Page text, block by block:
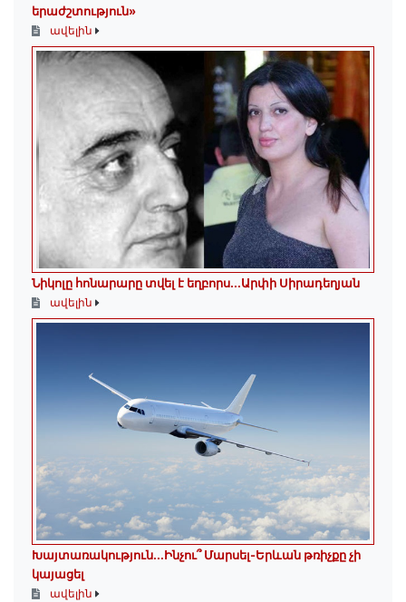
երաժշտություն»
ավելին
Նիկոլը հոնարարը տվել է եղբորս․․․Արփի Սիրադեղյան
ավելին
Խայտառակություն․․․Ինչու՞ Մարսել-Երևան թռիչքը չի
կայացել
ավելին